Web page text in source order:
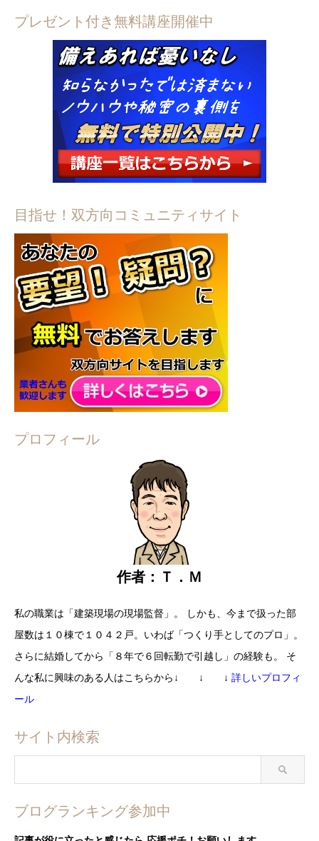
プレゼント付き無料講座開催中
目指せ！双方向コミュニティサイト
プロフィール
作者：Ｔ．Ｍ
私の職業は「建築現場の現場監督」。
しかも、今まで扱った部
屋数は １０棟で１０４２戸。 いわば「つくり手としてのプロ」。
さらに結婚してから
「８年で６回転勤で引越し」の経験も。
そ
んな私に興味のある人はこちらから ↓ ↓ ↓ 詳しいプロフィ
ール
サイト内検索
ブログランキング参加中